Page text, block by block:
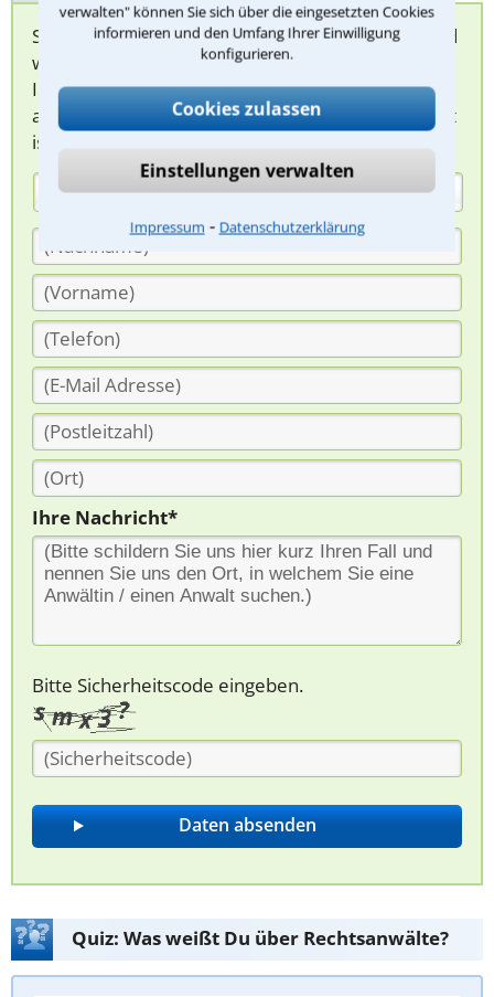
verwalten" können Sie sich über die eingesetzten Cookies
informieren und den Umfang Ihrer Einwilligung
konfigurieren.
Cookies zulassen
Einstellungen verwalten
Impressum ⁃ Datenschutzerklärung
Sie können hier Ihren Fall schildern. Anschließend
werden sich spezialisierte Rechtsanwälte bei
Ihnen melden, um das weitere Vorgehen
abzuklären. Die Rückmeldung durch einen Anwalt
ist für Sie kostenlos.
(Anrede)
Ihre Nachricht*
Bitte Sicherheitscode eingeben.
Quiz: Was weißt Du über Rechtsanwälte?